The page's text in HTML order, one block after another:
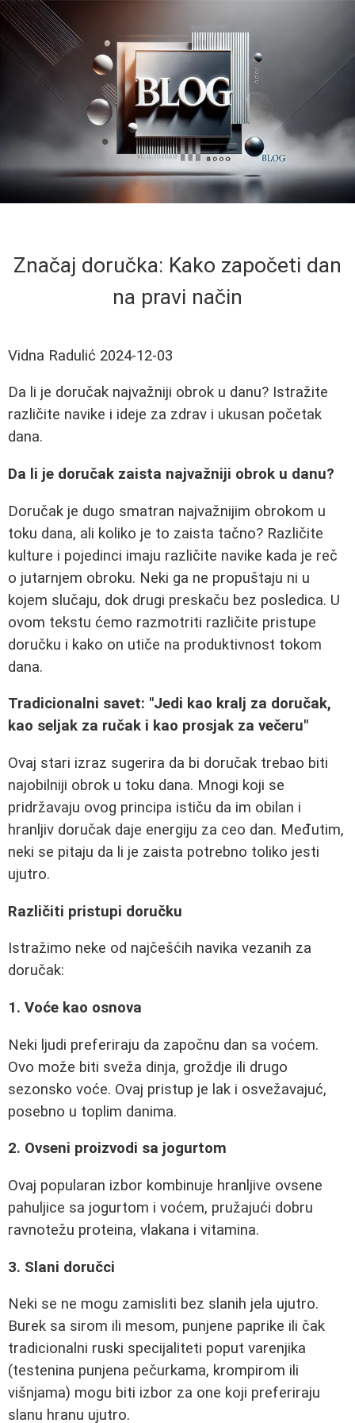
Značaj doručka: Kako započeti dan
na pravi način
Vidna Radulić 2024-12-03
Da li je doručak najvažniji obrok u danu? Istražite
različite navike i ideje za zdrav i ukusan početak
dana.
Da li je doručak zaista najvažniji obrok u danu?
Doručak je dugo smatran najvažnijim obrokom u
toku dana, ali koliko je to zaista tačno? Različite
kulture i pojedinci imaju različite navike kada je reč
o jutarnjem obroku. Neki ga ne propuštaju ni u
kojem slučaju, dok drugi preskaču bez posledica. U
ovom tekstu ćemo razmotriti različite pristupe
doručku i kako on utiče na produktivnost tokom
dana.
Tradicionalni savet: "Jedi kao kralj za doručak,
kao seljak za ručak i kao prosjak za večeru"
Ovaj stari izraz sugerira da bi doručak trebao biti
najobilniji obrok u toku dana. Mnogi koji se
pridržavaju ovog principa ističu da im obilan i
hranljiv doručak daje energiju za ceo dan. Međutim,
neki se pitaju da li je zaista potrebno toliko jesti
ujutro.
Različiti pristupi doručku
Istražimo neke od najčešćih navika vezanih za
doručak:
1. Voće kao osnova
Neki ljudi preferiraju da započnu dan sa voćem.
Ovo može biti sveža dinja, groždje ili drugo
sezonsko voće. Ovaj pristup je lak i osvežavajuć,
posebno u toplim danima.
2. Ovseni proizvodi sa jogurtom
Ovaj popularan izbor kombinuje hranljive ovsene
pahuljice sa jogurtom i voćem, pružajući dobru
ravnotežu proteina, vlakana i vitamina.
3. Slani doručci
Neki se ne mogu zamisliti bez slanih jela ujutro.
Burek sa sirom ili mesom, punjene paprike ili čak
tradicionalni ruski specijaliteti poput varenjika
(testenina punjena pečurkama, krompirom ili
višnjama) mogu biti izbor za one koji preferiraju
slanu hranu ujutro.